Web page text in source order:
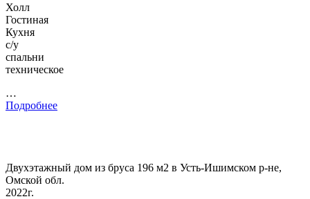
Холл
Гостиная
Кухня
с/у
спальни
техническое
…
Подробнее
Двухэтажный дом из бруса 196 м2 в Усть-Ишимском р-не,
Омской обл.
2022г.